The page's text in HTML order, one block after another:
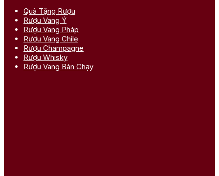
Quà Tặng Rượu
Rượu Vang Ý
Rượu Vang Pháp
Rượu Vang Chile
Rượu Champagne
Rượu Whisky
Rượu Vang Bán Chạy